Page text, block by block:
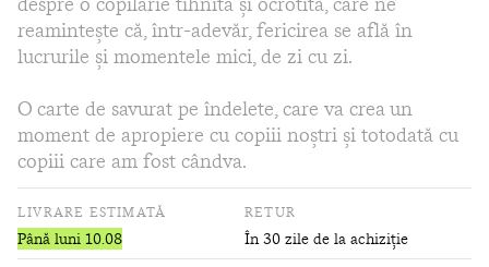
reamintește că, într-adevăr, fericirea se află în
lucrurile și momentele mici, de zi cu zi.
O carte de savurat pe îndelete, care va crea un
moment de apropiere cu copiii noștri și totodată cu
copiii care am fost cândva.
LIVRARE ESTIMATĂ
Până luni 10.08
RETUR
În 30 zile de la achiziție